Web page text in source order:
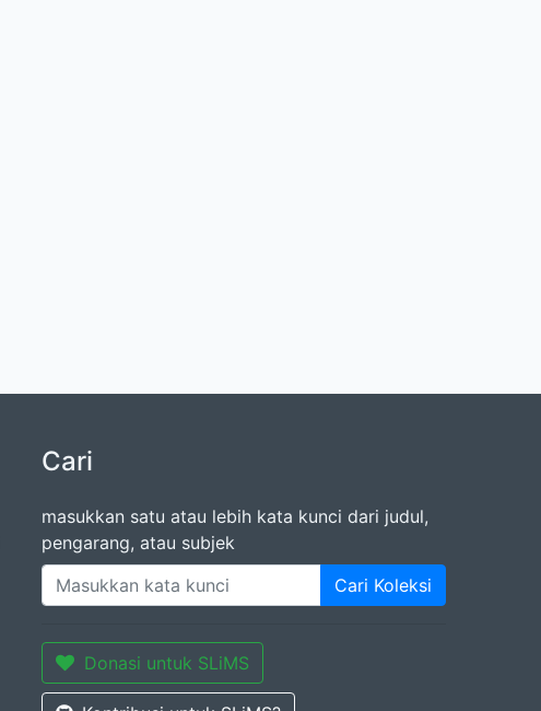
Cari
masukkan satu atau lebih kata kunci dari judul,
pengarang, atau subjek
Cari Koleksi
Donasi untuk SLiMS